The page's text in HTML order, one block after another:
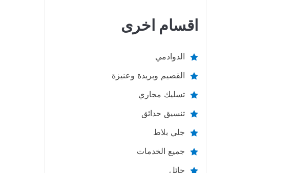
اقسام اخرى
الدوادمي
القصيم وبريدة وعنيزة
تسليك مجاري
تنسيق حدائق
جلي بلاط
جميع الخدمات
حائل